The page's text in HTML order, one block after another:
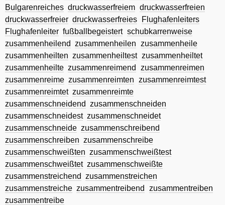
Bulgarenreiches druckwasserfreiem druckwasserfreien
druckwasserfreier druckwasserfreies
Flughafenleiters
Flughafenleiter fußballbegeistert schubkarrenweise
zusammenheilend
zusammenheilen zusammenheile
zusammenheilten zusammenheiltest zusammenheiltet
zusammenheilte zusammenreimend
zusammenreimen
zusammenreime zusammenreimten zusammenreimtest
zusammenreimtet zusammenreimte
zusammenschneidend
zusammenschneiden
zusammenschneidest zusammenschneidet
zusammenschneide zusammenschreibend
zusammenschreiben zusammenschreibe
zusammenschweißten zusammenschweißtest
zusammenschweißtet zusammenschweißte
zusammenstreichend
zusammenstreichen
zusammenstreiche zusammentreibend
zusammentreiben
zusammentreibe